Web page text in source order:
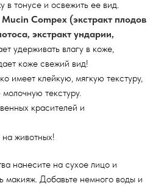
в тонусе и освежить ее вид.
Compex (экстракт плодов
экстракт ундарии,
удерживать влагу в коже,
коже свежий вид!
имеет клейкую, мягкую текстуру,
текстуру.
красителей и
животных!
нанесите на сухое лицо и
макияж. Добавьте немного воды и